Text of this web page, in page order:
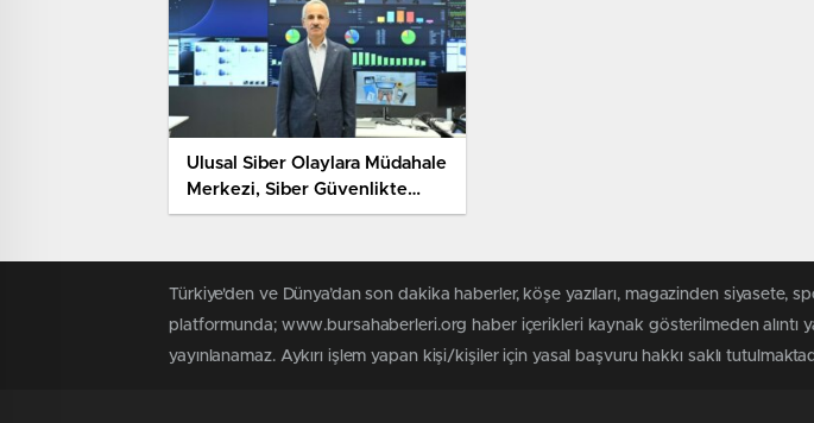
Ulusal Siber Olaylara Müdahale
Merkezi, Siber Güvenlikte
Stratejik Rol Oynuyor
Türkiye'den ve Dünya’dan son dakika haberler, köşe yazıları, magazinden
platformunda; www.bursahaberleri.org haber içerikleri kaynak gösterilmeden alıntı
yayınlanamaz. Aykırı işlem yapan kişi/kişiler için yasal başvuru hakkı saklı